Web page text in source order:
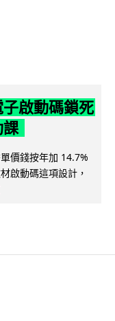
啟動碼鎖死
課
價錢按年加 14.7%
啟動碼這項設計，